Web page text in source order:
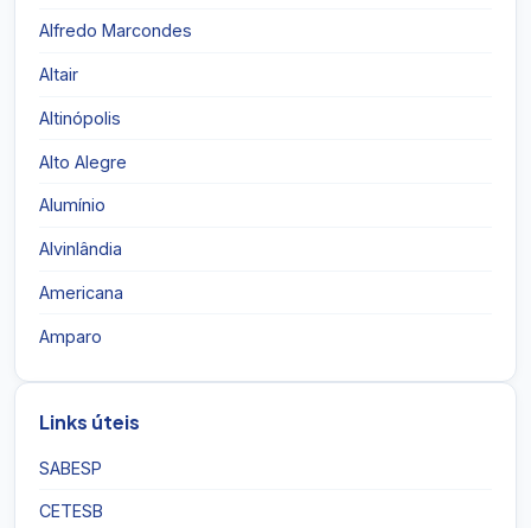
Alfredo Marcondes
Altair
Altinópolis
Alto Alegre
Alumínio
Alvinlândia
Americana
Amparo
Links úteis
SABESP
CETESB